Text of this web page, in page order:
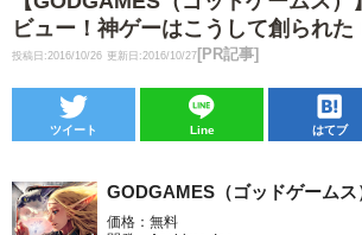
ビュー！神ゲーはこうして創られた
投稿日:2016/10/26 更新日:2016/10/27 [PR記事]
ツイート Line はてブ
GODGAMES（ゴッドゲームス
価格：無料